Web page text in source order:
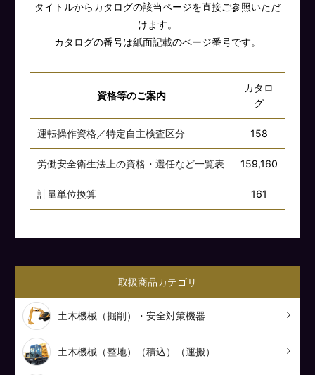
タイトルからカタログの該当ページを直接ご参照いただ
けます。
カタログの番号は紙面記載のページ番号です。
資格等のご案内
カタロ
グ
運転操作資格／特定自主検査区分 158
労働安全衛生法上の資格・選任など一覧表 159,160
計量単位換算 161
取扱商品カテゴリ
土木機械（掘削）・安全対策機器
土木機械（整地）（積込）（運搬）